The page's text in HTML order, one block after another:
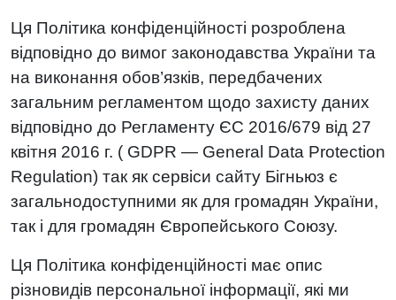
Ця Політика конфіденційності розроблена
відповідно до вимог законодавства України та
на виконання обов’язків, передбачених
загальним регламентом щодо захисту даних
відповідно до Регламенту ЄС 2016/679 від 27
квітня 2016 г. ( GDPR — General Data Protection
Regulation) так як сервіси сайту Бігньюз є
загальнодоступними як для громадян України,
так і для громадян Європейського Союзу.
Ця Політика конфіденційності має опис
різновидів персональної інформації, які ми